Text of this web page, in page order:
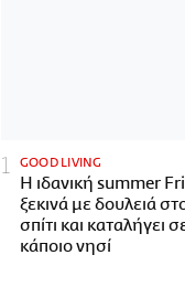
GOOD LIVING
Η ιδανική summer
ξεκινά με δουλειά
σπίτι και καταλήγει
κάποιο νησί